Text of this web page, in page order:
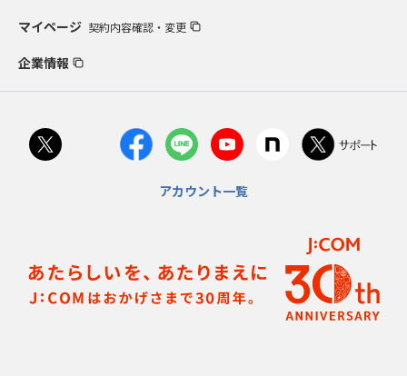
マイページ 契約内容確認・変更
企業情報
アカウント一覧